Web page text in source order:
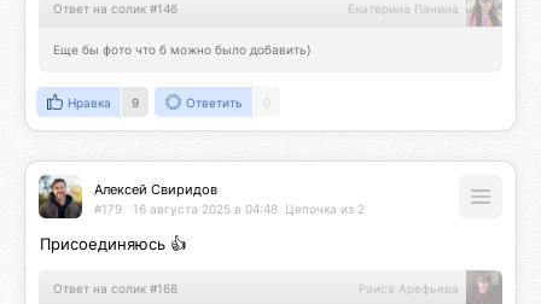
Ответ на солик #146 Екатерина Панина
Еще бы фото что б можно было добавить)
Нравка 9 Ответить 0
Алексей Свиридов
#179 16 августа 2025 в 04:48 Цепочка из 2
Присоединяюсь 👍
Ответ на солик #168 Раиса Арефьева